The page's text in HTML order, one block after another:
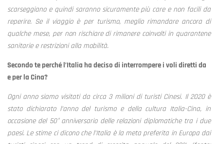
scarseggiano e quindi saranno sicuramente più care e non facili da
reperire. Se il viaggio è per turismo, meglio rimandare ancora di
qualche mese, per non rischiare di rimanere coinvolti in quarantene
sanitarie e restrizioni alla mobilità.
Secondo te perché l’Italia ha deciso di interrompere i voli diretti da
e per la Cina?
Ogni anno siamo visitati da circa 3 milioni di turisti Cinesi. Il 2020 è
stato dichiarato l’anno del turismo e della cultura Italia-Cina, in
occasione del 50° anniversario delle relazioni diplomatiche tra i due
paesi. Le stime ci dicono che l’Italia è la meta preferita in Europa dai